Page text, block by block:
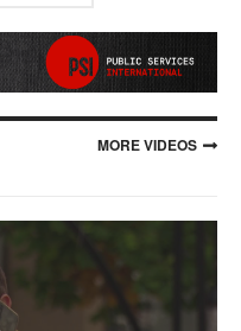
MORE VIDEOS